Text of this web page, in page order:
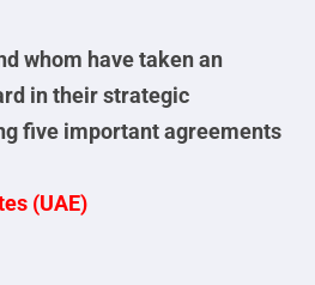
whom have taken an
in their strategic
five important agreements
(UAE)